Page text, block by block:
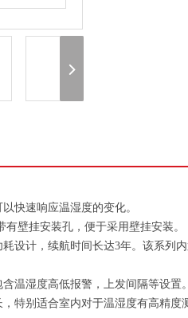
快速响应温湿度的变化。
壁挂安装孔，便于采用壁挂安装。
设计，续航时间长达3年。该系列
温湿度高低报警，上发间隔等设置。
特别适合室内对于温湿度有高精度